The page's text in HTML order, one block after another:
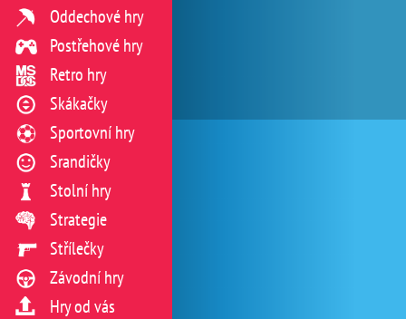
Oddechové hry
Postřehové hry
Retro hry
Skákačky
Sportovní hry
Srandičky
Stolní hry
Strategie
Střílečky
Závodní hry
Hry od vás